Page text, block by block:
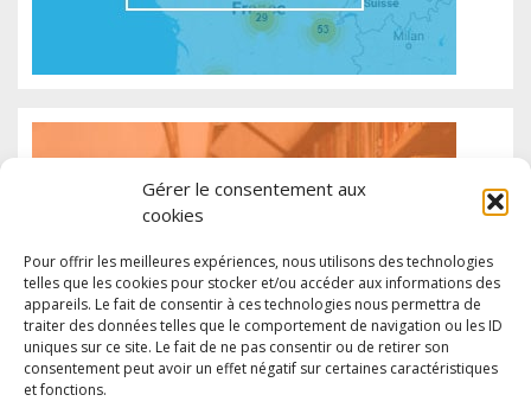
Gérer le consentement aux
cookies
Pour offrir les meilleures expériences, nous utilisons des technologies
telles que les cookies pour stocker et/ou accéder aux informations des
appareils. Le fait de consentir à ces technologies nous permettra de
traiter des données telles que le comportement de navigation ou les ID
uniques sur ce site. Le fait de ne pas consentir ou de retirer son
consentement peut avoir un effet négatif sur certaines caractéristiques
et fonctions.